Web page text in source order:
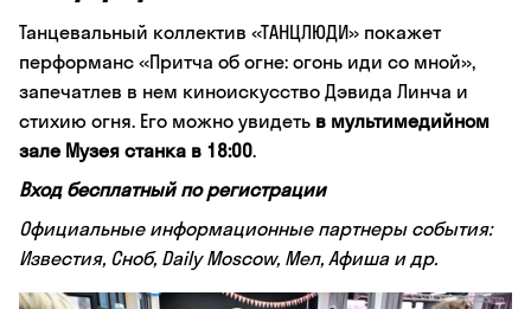
Танцевальный коллектив «ТАНЦЛЮДИ» покажет
перформанс «Притча об огне: огонь иди со мной»,
запечатлев в нем киноискусство Дэвида Линча и
стихию огня. Его можно увидеть в мультимедийном
зале Музея станка в 18:00.
Вход бесплатный по регистрации
Официальные информационные партнеры события:
Известия, Сноб, Daily Moscow, Мел, Афиша и др.